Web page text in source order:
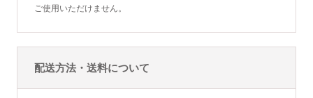
ご使用いただけません。
配送方法・送料について